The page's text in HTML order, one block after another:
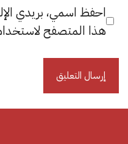
احفظ اسمي، بريدي
هذا المتصفح